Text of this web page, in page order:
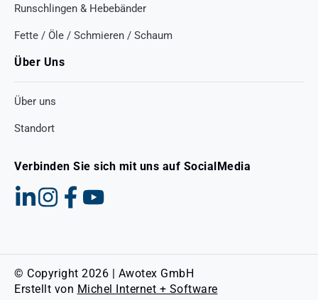
Runschlingen & Hebebänder
Fette / Öle / Schmieren / Schaum
Über Uns
Über uns
Standort
Verbinden Sie sich mit uns auf SocialMedia
© Copyright 2026 | Awotex GmbH
Erstellt von Michel Internet + Software